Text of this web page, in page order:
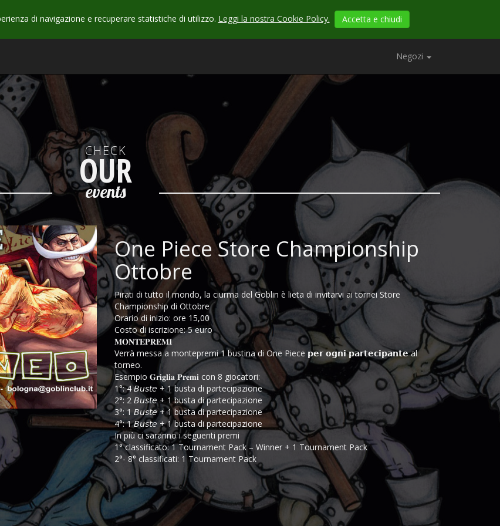
di navigazione e recuperare statistiche di utilizzo. Leggi la nostra Cookie Policy. Accetta e chiudi
Negozi
CHECK
OUR
events
One Piece Store Championship
Ottobre
Pirati di tutto il mondo, la ciurma del Goblin è lieta di invitarvi ai tornei Store
Championship di Ottobre
Orario di inizio: ore 15,00
Costo di iscrizione: 5 euro
𝐌𝐎𝐍𝐓𝐄𝐏𝐑𝐄𝐌𝐈
Verrà messa a montepremi 1 bustina di One Piece 𝗽𝗲𝗿 𝗼𝗴𝗻𝗶 𝗽𝗮𝗿𝘁𝗲𝗰𝗶𝗽𝗮𝗻𝘁𝗲 al
torneo.
Esempio 𝐆𝐫𝐢𝐠𝐥𝐢𝐚 𝐏𝐫𝐞𝐦𝐢 con 8 giocatori:
1°: 4 𝘉𝘶𝘴𝘵𝘦 + 1 busta di partecipazione
2°: 2 𝘉𝘶𝘴𝘵𝘦 + 1 busta di partecipazione
3°: 1 𝘉𝘶𝘴𝘵𝘦 + 1 busta di partecipazione
4°: 1 𝘉𝘶𝘴𝘵𝘦 + 1 busta di partecipazione
In più ci saranno i seguenti premi
1° classificato: 1 Tournament Pack – Winner + 1 Tournament Pack
2°- 8° classificati: 1 Tournament Pack